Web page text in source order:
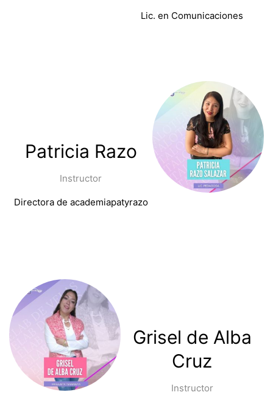
Lic. en Comunicaciones
Patricia Razo
Instructor
Directora de academiapatyrazo
Grisel de Alba
Cruz
Instructor